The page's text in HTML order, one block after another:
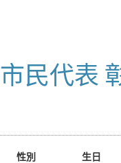
民代表
性別 生日